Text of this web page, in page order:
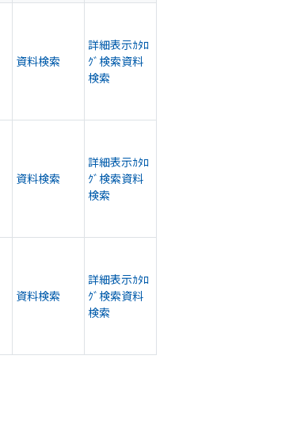
資料検索
詳細表示ｶﾀﾛ
ｸﾞ検索資料
検索
資料検索
詳細表示ｶﾀﾛ
ｸﾞ検索資料
検索
資料検索
詳細表示ｶﾀﾛ
ｸﾞ検索資料
検索